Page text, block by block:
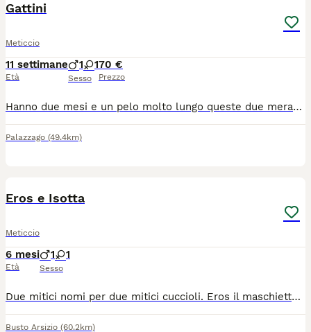
Gattini
Meticcio
11 settimane
Età
1 1
Sesso
70 €
Prezzo
Hanno due mesi e un pelo molto lungo queste due meraviglie che cercano casa . Obbligo stelrizzazione
Palazzago (49.4km)
Eros e Isotta
Meticcio
6 mesi
Età
1 1
Sesso
Due mitici nomi per due mitici cuccioli. Eros il maschietto manto tigrato particolarissimo e Isotta la femminuccia manto rosso. Hanno circa tre mesi svermati spulciati e vaccinati sono pronti ad entrare a far parte di una bella famiglia. E tu sei pronto ad accoglierli insieme o separatamente ad amarli, curarli adorarli, baciarli, nutrirli fin che morte non vi separi? Perché sappiamo che un micio è per sempre!!! Entrambi amano le coccole ma devi un po’ conquistarli prima che rivelino quanto gli piacciono con rumorose fusa che ti faranno perdere la testa. Che aspetti! Chiedi di loro con msg whatsapp al numero 3318193535.
Busto Arsizio (60.2km)